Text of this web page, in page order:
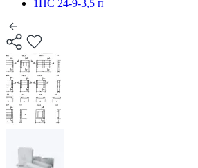
1ПС 24-9-3,5 п